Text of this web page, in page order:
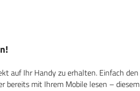
auf Ihr Handy zu erhalten. Einfach den
bereits mit Ihrem Mobile lesen – diesem